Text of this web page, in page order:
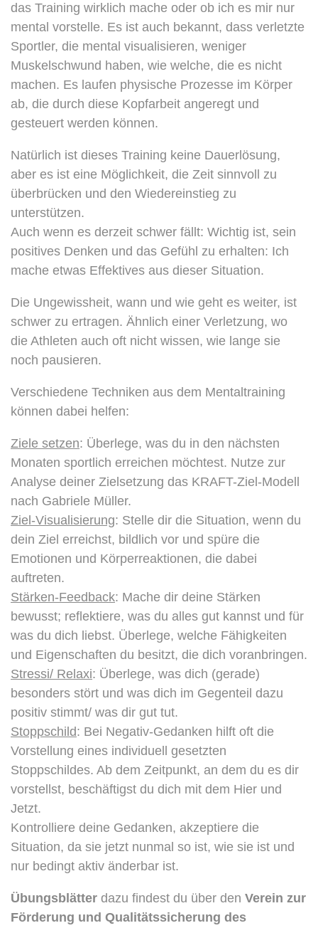
das Training wirklich mache oder ob ich es mir nur
mental vorstelle. Es ist auch bekannt, dass verletzte
Sportler, die mental visualisieren, weniger
Muskelschwund haben, wie welche, die es nicht
machen. Es laufen physische Prozesse im Körper
ab, die durch diese Kopfarbeit angeregt und
gesteuert werden können.
Natürlich ist dieses Training keine Dauerlösung,
aber es ist eine Möglichkeit, die Zeit sinnvoll zu
überbrücken und den Wiedereinstieg zu
unterstützen.
Auch wenn es derzeit schwer fällt: Wichtig ist, sein
positives Denken und das Gefühl zu erhalten: Ich
mache etwas Effektives aus dieser Situation.
Die Ungewissheit, wann und wie geht es weiter, ist
schwer zu ertragen. Ähnlich einer Verletzung, wo
die Athleten auch oft nicht wissen, wie lange sie
noch pausieren.
Verschiedene Techniken aus dem Mentaltraining
können dabei helfen:
Ziele setzen: Überlege, was du in den nächsten
Monaten sportlich erreichen möchtest. Nutze zur
Analyse deiner Zielsetzung das KRAFT-Ziel-Modell
nach Gabriele Müller.
Ziel-Visualisierung: Stelle dir die Situation, wenn du
dein Ziel erreichst, bildlich vor und spüre die
Emotionen und Körperreaktionen, die dabei
auftreten.
Stärken-Feedback: Mache dir deine Stärken
bewusst; reflektiere, was du alles gut kannst und für
was du dich liebst. Überlege, welche Fähigkeiten
und Eigenschaften du besitzt, die dich voranbringen.
Stressi/ Relaxi: Überlege, was dich (gerade)
besonders stört und was dich im Gegenteil dazu
positiv stimmt/ was dir gut tut.
Stoppschild: Bei Negativ-Gedanken hilft oft die
Vorstellung eines individuell gesetzten
Stoppschildes. Ab dem Zeitpunkt, an dem du es dir
vorstellst, beschäftigst du dich mit dem Hier und
Jetzt.
Kontrolliere deine Gedanken, akzeptiere die
Situation, da sie jetzt nunmal so ist, wie sie ist und
nur bedingt aktiv änderbar ist.
Übungsblätter dazu findest du über den Verein zur
Förderung und Qualitätssicherung des